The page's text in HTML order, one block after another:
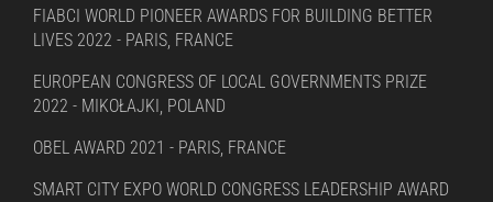
FIABCI WORLD PIONEER AWARDS FOR BUILDING BETTER
LIVES 2022 - PARIS, FRANCE
EUROPEAN CONGRESS OF LOCAL GOVERNMENTS PRIZE
2022 - MIKOŁAJKI, POLAND
OBEL AWARD 2021 - PARIS, FRANCE
SMART CITY EXPO WORLD CONGRESS LEADERSHIP AWARD